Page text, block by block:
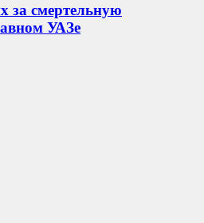
за смертельную
УАЗе